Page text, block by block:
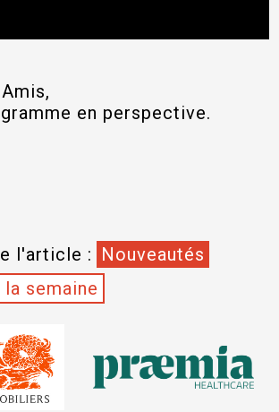
en perspective.
l'article : Nouveautés
semaine